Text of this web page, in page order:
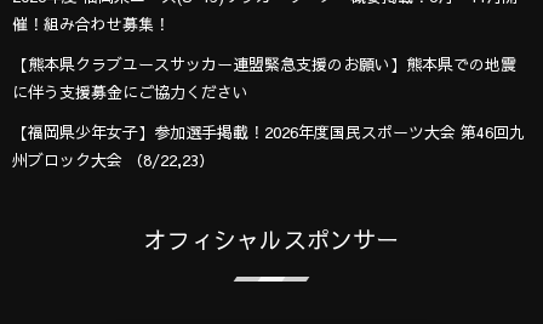
催！組み合わせ募集！
【熊本県クラブユースサッカー連盟緊急支援のお願い】熊本県での地震
に伴う支援募金にご協力ください
【福岡県少年女子】参加選手掲載！2026年度国民スポーツ大会 第46回九
州ブロック大会 （8/22,23）
オフィシャルスポンサー